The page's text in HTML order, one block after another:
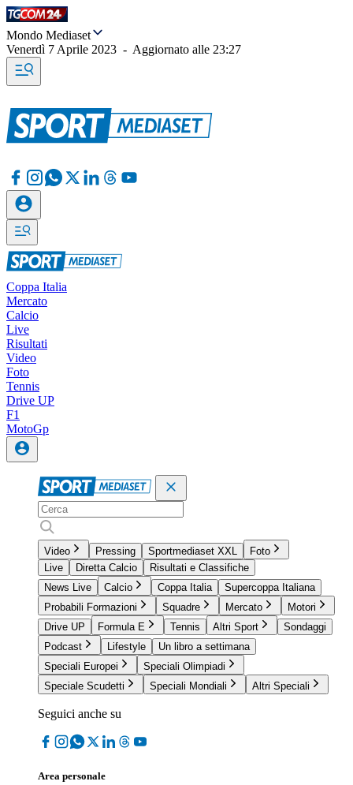
Mondo Mediaset
Venerdì 7 Aprile 2023 - Aggiornato alle 23:27
Coppa Italia
Mercato
Calcio
Live
Risultati
Video
Foto
Tennis
Drive UP
F1
MotoGp
Video Pressing Sportmediaset XXL
Foto
Live
Diretta Calcio
Risultati e Classifiche
News Live
Calcio Coppa Italia
Supercoppa Italiana
Probabili Formazioni
Squadre Mercato
Motori
Drive UP
Formula E Tennis Altri Sport
Sondaggi
Podcast
Lifestyle
Un libro a settimana
Speciali Europei
Speciali Olimpiadi
Speciale Scudetti
Speciali Mondiali Altri Speciali
Seguici anche su
Area personale